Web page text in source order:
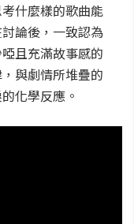
什麼樣的歌曲能
論後，一致認為
且充滿故事感的
與劇情所堆疊的
化學反應。